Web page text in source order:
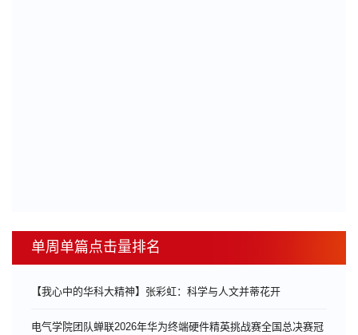
单周单篇点击量排名
【我心中的华科大精神】张彩虹：科学与人文并蒂花开
电气学院团队蝉联2026年华为终端硬件精英挑战赛全国总决赛冠